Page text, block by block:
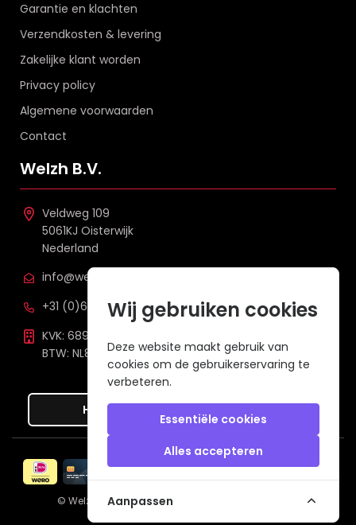
Garantie en klachten
Verzendkosten & levering
Zakelijke klant worden
Privacy policy
Algemene voorwaarden
Contact
Welzh B.V.
Veldweg 109
5061KJ Oisterwijk
Nederland
info@welzh.nl
+31 (0)6 26 51 83 20
KVK: 68977387
BTW: NL857672988B01
Hier de overeenkomst ontbinden
© Welzh B.V. 2026 een webshop van
Veilig betalen met
Wij gebruiken cookies
Deze website maakt gebruik van
cookies om de gebruikerservaring te
verbeteren.
Essentiële cookies
Alles accepteren
Aanpassen